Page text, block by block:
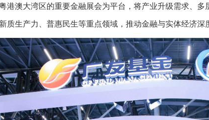
港澳大湾区的重要金融展会为平台，将产业升级需求、
质生产力、普惠民生等重点领域，推动金融与实体经济深